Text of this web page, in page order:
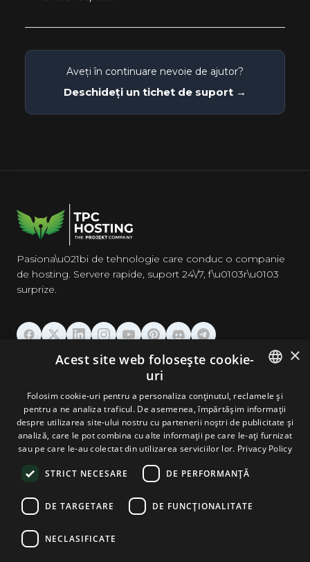
Aveți în continuare nevoie de ajutor?
Deschideți un tichet de suport →
Pasiona\u021bi de tehnologie care conduc o companie
de hosting. Servere rapide, suport 24\/7, f\u0103r\u0103
surprize.
GĂZDUIRE
DOMENII & EMAIL
UNELTE & SECURITATE
COMPANIE
Terms and Conditions
ENGLISH
GERMAN
ROMANIAN
×
Acest site web folosește cookie-
uri
Folosim cookie-uri pentru a personaliza conținutul, reclamele și
pentru a ne analiza traficul. De asemenea, împărtășim informații
despre utilizarea site-ului nostru cu partenerii noștri de publicitate și
analiză, care le pot combina cu alte informații pe care le-ați furnizat
sau pe care le-au colectat din utilizarea serviciilor lor. Privacy Policy
STRICT NECESARE DE PERFORMANȚĂ
DE TARGETARE DE FUNCŢIONALITATE
NECLASIFICATE